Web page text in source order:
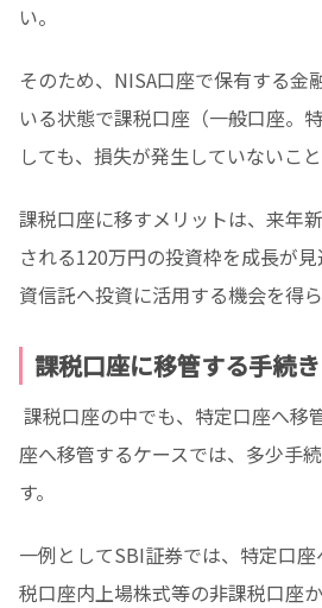
い。
そのため、NISA口座で保有する金
いる状態で課税口座（一般口座。
しても、損失が発生していないこと
課税口座に移すメリットは、来年
される120万円の投資枠を成長が
資信託へ投資に活用する機会を得ら
課税口座に移管する手続
課税口座の中でも、特定口座へ移
座へ移管するケースでは、多少手
す。
一例としてSBI証券では、特定口
税口座内上場株式等の非課税口座